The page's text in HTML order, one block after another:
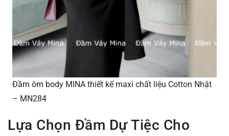
Đầm ôm body MINA thiết kế maxi chất liệu Cotton Nhật
– MN284
Lựa Chọn Đầm Dự Tiệc Cho